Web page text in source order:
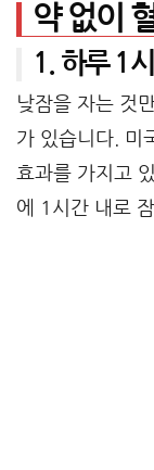
약 없이
1. 하루 1
낮잠을 자는 것
가 있습니다. 미
효과를 가지고
에 1시간 내로